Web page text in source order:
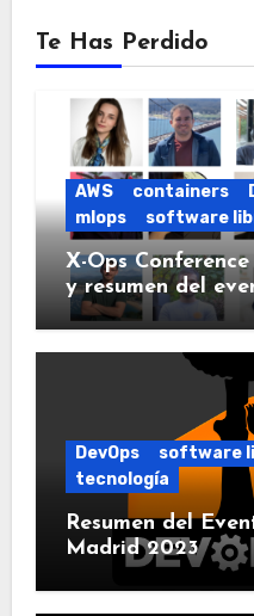
Te Has Perdido
AWS containers
mlops
software
X-Ops
y resumen del
DevOps software
tecnología
Resumen del
Madrid 2023